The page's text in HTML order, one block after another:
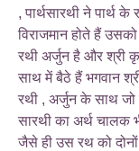
, पार्थसारथी ने पार्थ
विराजमान होते हैं
रथी अर्जुन है और श्री
साथ में बैठे हैं भगवान
रथी , अर्जुन के साथ जो
सारथी का अर्थ चालक
जैसे ही उस रथ को